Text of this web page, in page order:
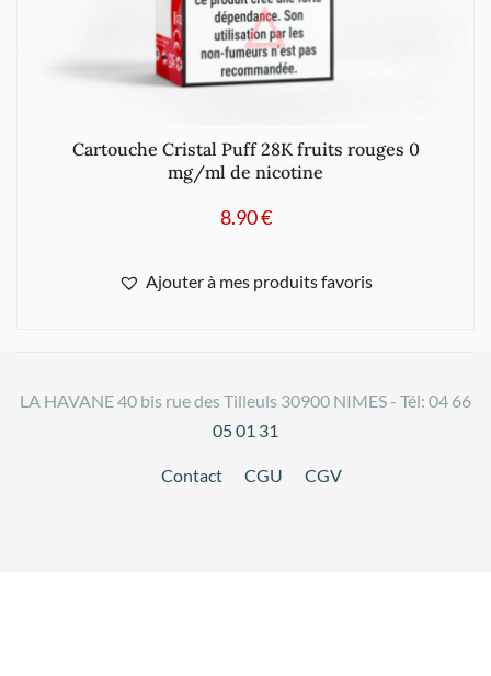
Cartouche Cristal Puff 28K fruits rouges 0
mg/ml de nicotine
8.90€
Ajouter à mes produits favoris
LA HAVANE 40 bis rue des Tilleuls 30900 NIMES - Tél: 04 66
05 01 31
Contact CGU CGV